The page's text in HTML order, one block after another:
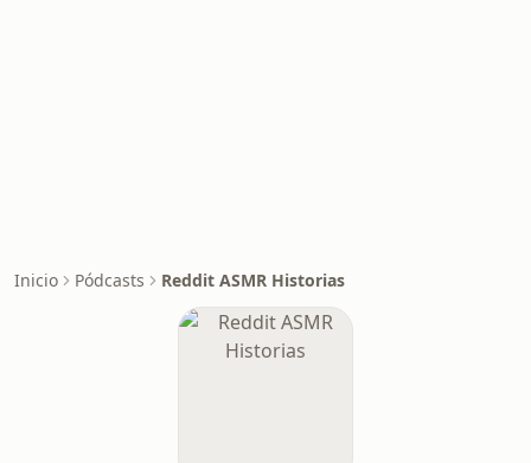
Inicio Pódcasts Reddit ASMR Historias